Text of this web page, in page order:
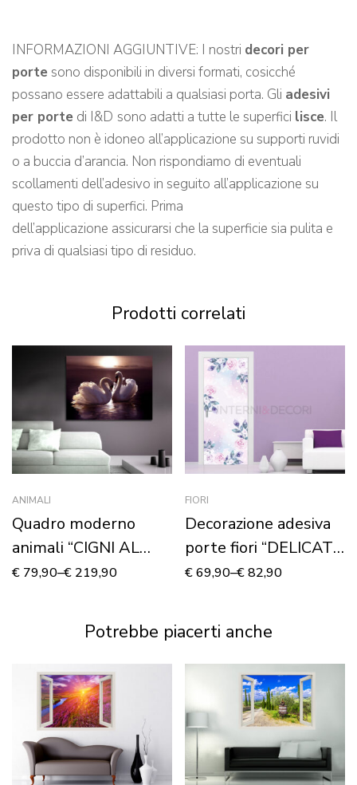
INFORMAZIONI AGGIUNTIVE: I nostri decori per
porte sono disponibili in diversi formati, cosicché
possano essere adattabili a qualsiasi porta. Gli adesivi
per porte di I&D sono adatti a tutte le superfici lisce. Il
prodotto non è idoneo all’applicazione su supporti ruvidi
o a buccia d’arancia. Non rispondiamo di eventuali
scollamenti dell’adesivo in seguito all’applicazione su
questo tipo di superfici. Prima
dell’applicazione assicurarsi che la superficie sia pulita e
priva di qualsiasi tipo di residuo.
Prodotti correlati
ANIMALI
Quadro moderno
animali “CIGNI AL
TRAMONTO” –
€ 79,90–€ 219,90
FIORI
Decorazione adesiva
porte fiori “DELICATE
ROSE ROSA”
€69,90–€82,90
Potrebbe piacerti anche